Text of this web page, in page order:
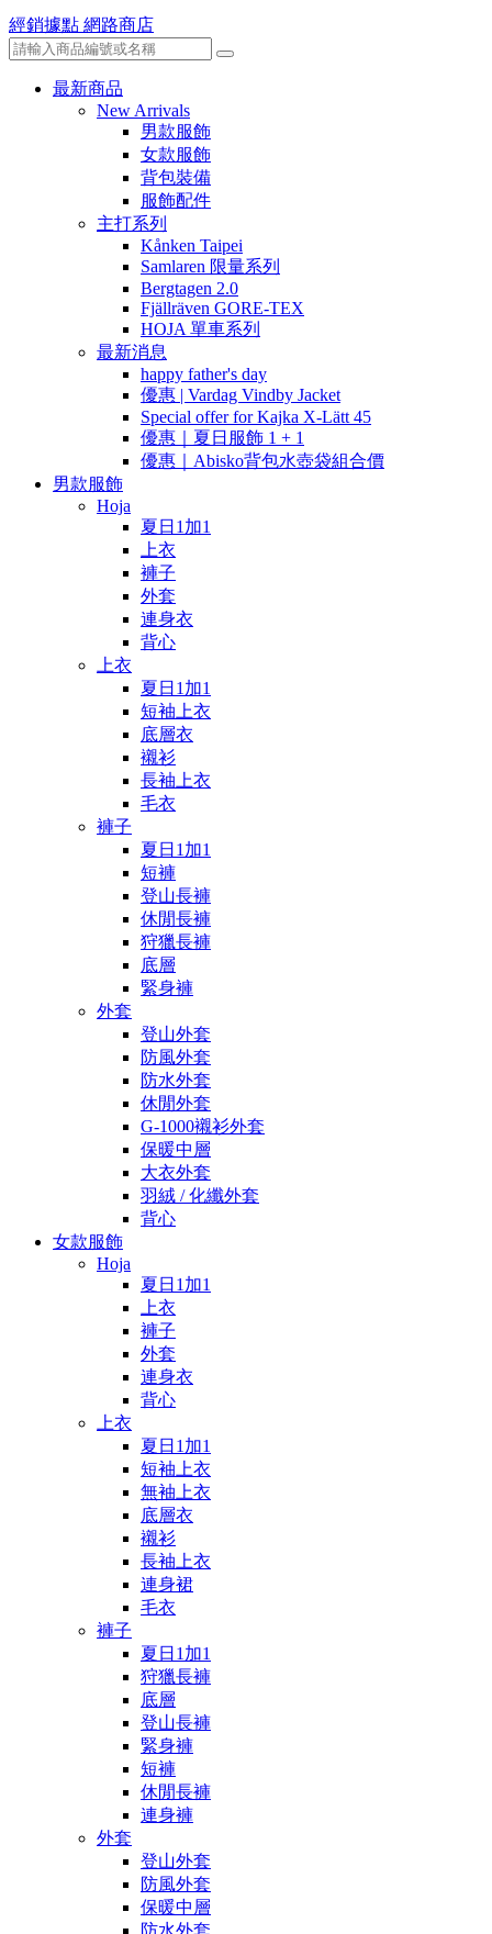
經銷據點 網路商店
最新商品
New Arrivals
男款服飾
女款服飾
背包裝備
服飾配件
主打系列
Kånken Taipei
Samlaren 限量系列
Bergtagen 2.0
Fjällräven GORE-TEX
HOJA 單車系列
最新消息
happy father's day
優惠 | Vardag Vindby Jacket
Special offer for Kajka X-Lätt 45
優惠｜夏日服飾 1 + 1
優惠｜Abisko背包水壺袋組合價
男款服飾
Hoja
夏日1加1
上衣
褲子
外套
連身衣
背心
上衣
夏日1加1
短袖上衣
底層衣
襯衫
長袖上衣
毛衣
褲子
夏日1加1
短褲
登山長褲
休閒長褲
狩獵長褲
底層
緊身褲
外套
登山外套
防風外套
防水外套
休閒外套
G-1000襯衫外套
保暖中層
大衣外套
羽絨 / 化纖外套
背心
女款服飾
Hoja
夏日1加1
上衣
褲子
外套
連身衣
背心
上衣
夏日1加1
短袖上衣
無袖上衣
底層衣
襯衫
長袖上衣
連身裙
毛衣
褲子
夏日1加1
狩獵長褲
底層
登山長褲
緊身褲
短褲
休閒長褲
連身褲
外套
登山外套
防風外套
保暖中層
防水外套